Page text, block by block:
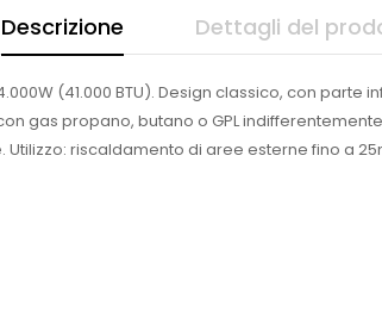
Descrizione Dettagli del
(41.000 BTU). Design classico, con
gas propano, butano o GPL
riscaldamento di aree esterne fino a